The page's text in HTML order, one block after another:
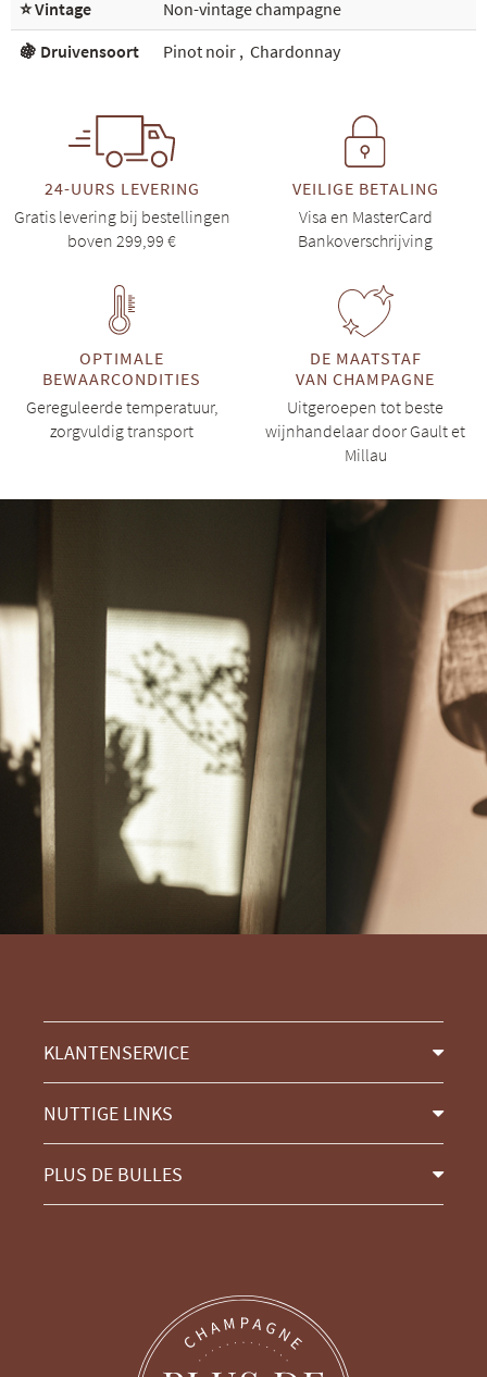
⭐ Vintage
Non-vintage champagne
🍇 Druivensoort
Pinot noir , Chardonnay
24-UURS LEVERING
Gratis levering bij bestellingen
boven 299,99 €
VEILIGE BETALING
Visa en MasterCard
Bankoverschrijving
OPTIMALE
BEWAARCONDITIES
Gereguleerde temperatuur,
zorgvuldig transport
DE MAATSTAF
VAN CHAMPAGNE
Uitgeroepen tot beste
wijnhandelaar door Gault et
Millau
KLANTENSERVICE
NUTTIGE LINKS
PLUS DE BULLES